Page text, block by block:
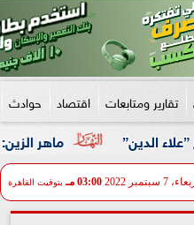
تقارير ومتابعات اقتصاد حوادث
ماهر الزين: 25 حافلة تُعيد 1250 سودانيًا ضمن الفوج الـ41.. والالتزام بوثائق السفر عزز انسيابية العودة الطوعية
7 سبتمبر 2022 03:00 مـ بتوقيت القاهرة